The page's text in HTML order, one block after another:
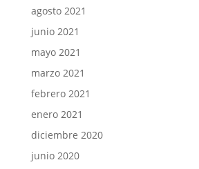
agosto 2021
junio 2021
mayo 2021
marzo 2021
febrero 2021
enero 2021
diciembre 2020
junio 2020